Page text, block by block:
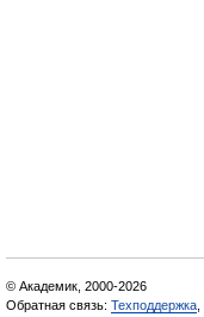
© Академик, 2000-2026
Обратная связь: Техподдержка